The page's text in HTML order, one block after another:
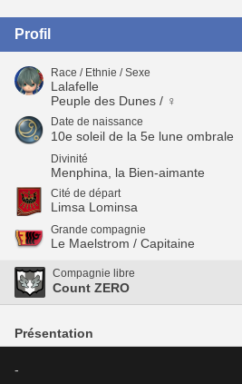
Profil
Race / Ethnie / Sexe
Lalafelle
Peuple des Dunes / ♀
Date de naissance
10e soleil de la 5e lune ombrale
Divinité
Menphina, la Bien-aimante
Cité de départ
Limsa Lominsa
Grande compagnie
Le Maelstrom / Capitaine
Compagnie libre
Count ZERO
Présentation
-